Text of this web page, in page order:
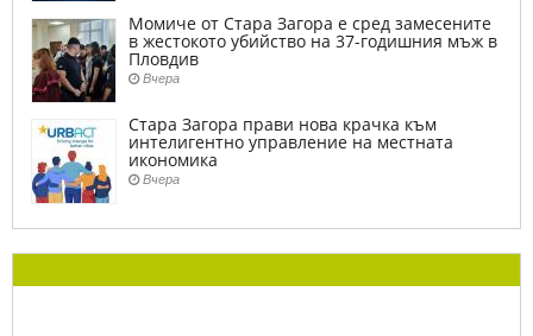
Момиче от Стара Загора е сред замесените
в жестокото убийство на 37-годишния мъж в
Пловдив
Вчера
Стара Загора прави нова крачка към
интелигентно управление на местната
икономика
Вчера